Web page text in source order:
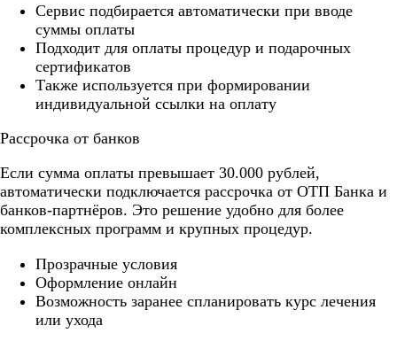
Cервис подбирается автоматически при вводе
суммы оплаты
Подходит для оплаты процедур и подарочных
сертификатов
Также используется при формировании
индивидуальной ссылки на оплату
Рассрочка от банков
Если сумма оплаты превышает 30.000 рублей,
автоматически подключается рассрочка от ОТП Банка и
банков-партнёров. Это решение удобно для более
комплексных программ и крупных процедур.
Прозрачные условия
Оформление онлайн
Возможность заранее спланировать курс лечения
или ухода